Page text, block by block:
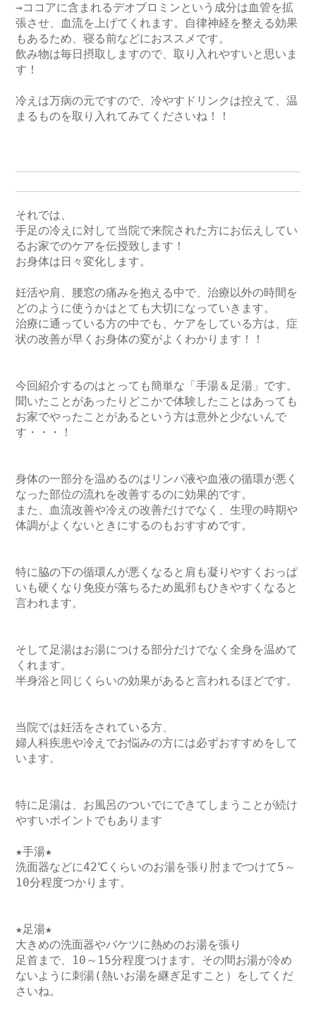
→ココアに含まれるデオブロミンという成分は血管を拡
張させ、血流を上げてくれます。自律神経を整える効果
もあるため、寝る前などにおススメです。
飲み物は毎日摂取しますので、取り入れやすいと思いま
す！
冷えは万病の元ですので、冷やすドリンクは控えて、温
まるものを取り入れてみてくださいね！！
それでは、
手足の冷えに対して当院で来院された方にお伝えしてい
るお家でのケアを伝授致します！
お身体は日々変化します。
妊活や肩、腰窓の痛みを抱える中で、治療以外の時間を
どのように使うかはとても大切になっていきます。
治療に通っている方の中でも、ケアをしている方は、症
状の改善が早くお身体の変がよくわかります！！
今回紹介するのはとっても簡単な「手湯＆足湯」です。
聞いたことがあったりどこかで体験したことはあっても
お家でやったことがあるという方は意外と少ないんで
す・・・！
身体の一部分を温めるのはリンパ液や血液の循環が悪く
なった部位の流れを改善するのに効果的です。
また、血流改善や冷えの改善だけでなく、生理の時期や
体調がよくないときにするのもおすすめです。
特に脇の下の循環んが悪くなると肩も凝りやすくおっぱ
いも硬くなり免疫が落ちるため風邪もひきやすくなると
言われます。
そして足湯はお湯につける部分だけでなく全身を温めて
くれます。
半身浴と同じくらいの効果があると言われるほどです。
当院では妊活をされている方、
婦人科疾患や冷えでお悩みの方には必ずおすすめをして
います。
特に足湯は、お風呂のついでにできてしまうことが続け
やすいポイントでもあります
★手湯★
洗面器などに42℃くらいのお湯を張り肘までつけて5～
★足湯★
大きめの洗面器やバケツに熱めのお湯を張り
足首まで、10～15分程度つけます。その間お湯が冷め
ないように刺湯(熱いお湯を継ぎ足すこと）をしてくだ
さいね。